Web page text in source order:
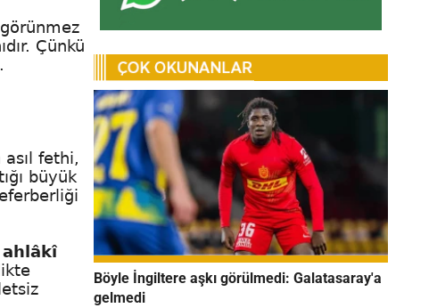
görünmez
Çünkü
.
fethi,
büyük
ahlâkî
Böyle İngiltere aşkı görülmedi: Galatasaray'a
gelmedi